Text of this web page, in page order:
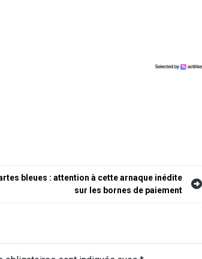
bleues : attention à cette arnaque inédite
sur les bornes de paiement